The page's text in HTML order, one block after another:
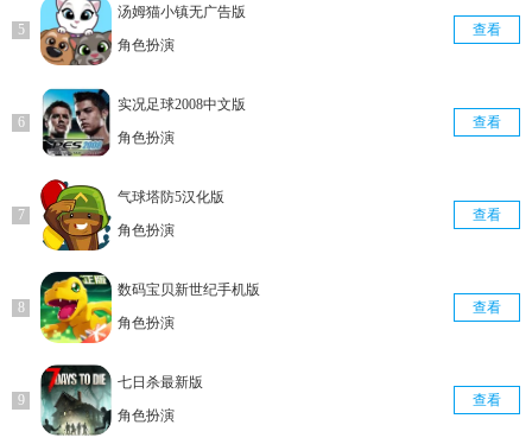
汤姆猫小镇无广告版
角色扮演
查看
实况足球2008中文版
角色扮演
查看
气球塔防5汉化版
角色扮演
查看
数码宝贝新世纪手机版
角色扮演
查看
七日杀最新版
角色扮演
查看